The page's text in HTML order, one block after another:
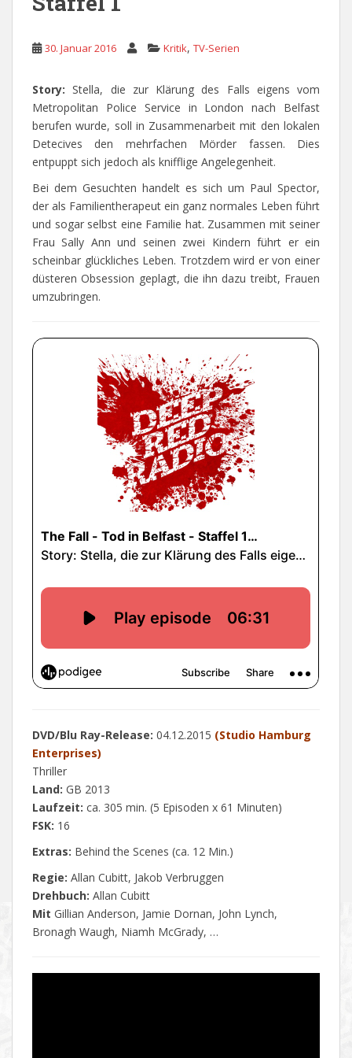
30. Januar 2016 Kritik, TV-Serien
Story:Stella, die zur Klärung des Falls eigens vom
Metropolitan Police Service in London nach Belfast
berufen wurde, soll in Zusammenarbeit mit den lokalen
Detecives den mehrfachen Mörder fassen. Dies
entpuppt sich jedoch als knifflige Angelegenheit.
Bei dem Gesuchten handelt es sich um Paul Spector,
der als Familientherapeut ein ganz normales Leben führt
und sogar selbst eine Familie hat. Zusammen mit seiner
Frau Sally Ann und seinen zwei Kindern führt er ein
scheinbar glückliches Leben. Trotzdem wird er von einer
düsteren Obsession geplagt, die ihn dazu treibt, Frauen
umzubringen.
DVD/Blu Ray-Release: 04.12.2015 (Studio Hamburg
Enterprises)
Thriller
Land: GB 2013
Laufzeit: ca. 305 min. (5 Episoden x 61 Minuten)
FSK: 16
Extras: Behind the Scenes (ca. 12 Min.)
Regie: Allan Cubitt, Jakob Verbruggen
Drehbuch: Allan Cubitt
Mit Gillian Anderson, Jamie Dornan, John Lynch,
Bronagh Waugh, Niamh McGrady, …